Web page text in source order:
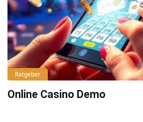
Ratgeber
Online Casino Demo